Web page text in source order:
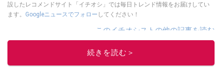
設したレコメンドサイト「イチオシ」では毎日トレンド情報をお届けしてい
ます。 Googleニュースでフォロー してください！
このイチオシストの他の記事を読む
続きを読む＞